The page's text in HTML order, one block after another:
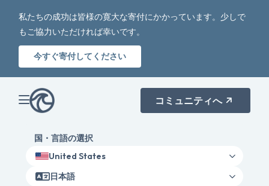
私たちの成功は皆様の寛大な寄付にかかっています。少しで
もご協力いただければ幸いです。
今すぐ寄付してください
コミュニティへ
国・言語の選択
United States
日本語